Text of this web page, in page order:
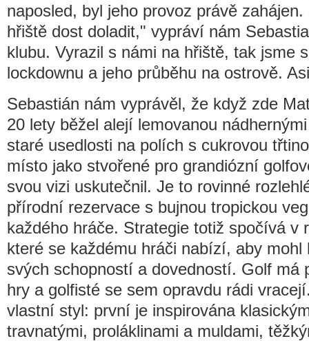
naposled, byl jeho provoz právě
hřiště dost doladit," vypráví nám
klubu. Vyrazil s námi na hřiště, tak jsme
lockdownu a jeho průběhu na ostrově.
Sebastián nám vyprávěl, že když zde
20 lety běžel alejí lemovanou
staré usedlosti na polích s cukrovou
místo jako stvořené pro grandiózní
svou vizi uskutečnil. Je to rovinné
přírodní rezervace s bujnou tropickou
každého hráče. Strategie totiž spočívá v
které se každému hráči nabízí, aby mohl
svých schopností a dovedností. Golf má
hry a golfisté se sem opravdu rádi
vlastní styl: první je inspirována
travnatými, proláklinami a muldami,